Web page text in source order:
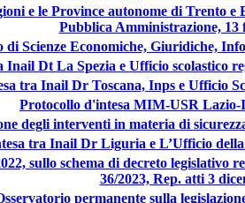
e le Province autonome di Trento
Pubblica Amministrazione, 13
Scienze Economiche, Giuridiche,
Dt La Spezia e Ufficio scolastico
tra Inail Dr Toscana, Inps e Ufficio
Protocollo d'intesa MIM-USR
degli interventi in materia di
tra Inail Dr Liguria e L’Ufficio
sullo schema di decreto
36/2023, Rep. atti 3
permanente sulla